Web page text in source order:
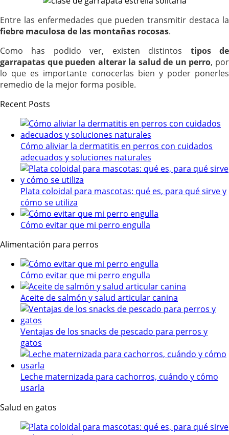
Entre las enfermedades que pueden transmitir destaca la
fiebre maculosa de las montañas rocosas.
Como has podido ver, existen distintos tipos de
garrapatas que pueden alterar la salud de un perro, por
lo que es importante conocerlas bien y poder ponerles
remedio de la mejor forma posible.
Recent Posts
Cómo aliviar la dermatitis en perros con cuidados
adecuados y soluciones naturales
Plata coloidal para mascotas: qué es, para qué sirve y
cómo se utiliza
Cómo evitar que mi perro engulla
Alimentación para perros
Cómo evitar que mi perro engulla
Aceite de salmón y salud articular canina
Ventajas de los snacks de pescado para perros y
gatos
Leche maternizada para cachorros, cuándo y cómo
usarla
Salud en gatos